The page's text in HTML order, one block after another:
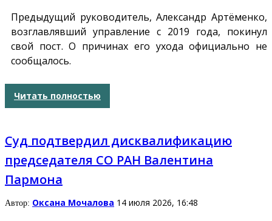
Предыдущий руководитель, Александр Артёменко,
возглавлявший управление с 2019 года, покинул
свой пост. О причинах его ухода официально не
сообщалось.
Читать полностью
Суд подтвердил дисквалификацию
председателя СО РАН Валентина
Пармона
Автор: Оксана Мочалова 14 июля 2026, 16:48